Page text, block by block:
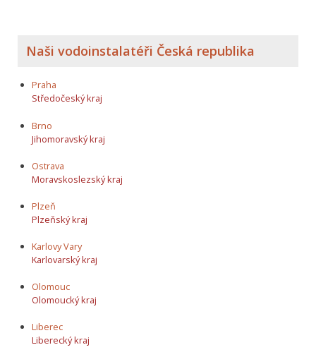
Naši vodoinstalatéři Česká republika
Praha
Středočeský kraj
Brno
Jihomoravský kraj
Ostrava
Moravskoslezský kraj
Plzeň
Plzeňský kraj
Karlovy Vary
Karlovarský kraj
Olomouc
Olomoucký kraj
Liberec
Liberecký kraj